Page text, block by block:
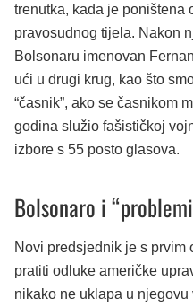
trenutka, kada je poništena
pravosudnog tijela. Nakon
Bolsonaru imenovan
ući u drugi krug, kao što
“časnik”, ako se časnikom
godina služio fašističkoj
izbore s 55 posto glasova.
Bolsonaro i
Novi predsjednik je s prvim
pratiti odluke američke
nikako ne uklapa u